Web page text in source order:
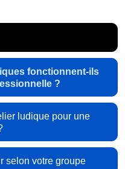
fonctionnent-ils
?
ludique pour une
selon votre groupe